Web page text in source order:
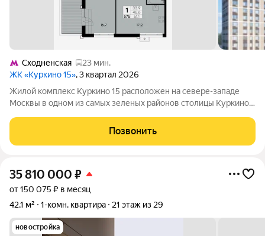
Сходненская
23 мин.
ЖК «Куркино 15», 3 квартал 2026
Жилой комплекс Куркино 15 расположен на севере-западе
Москвы в одном из самых зеленых районов столицы Куркино.
которых открывается вдохновляющий вид на лесопарк и
мегаполис. Комплекс состоит
Позвонить
35 810 000 ₽
от 150 075 ₽ в месяц
42,1 м²
1-комн. квартира 21 этаж из 29
новостройка